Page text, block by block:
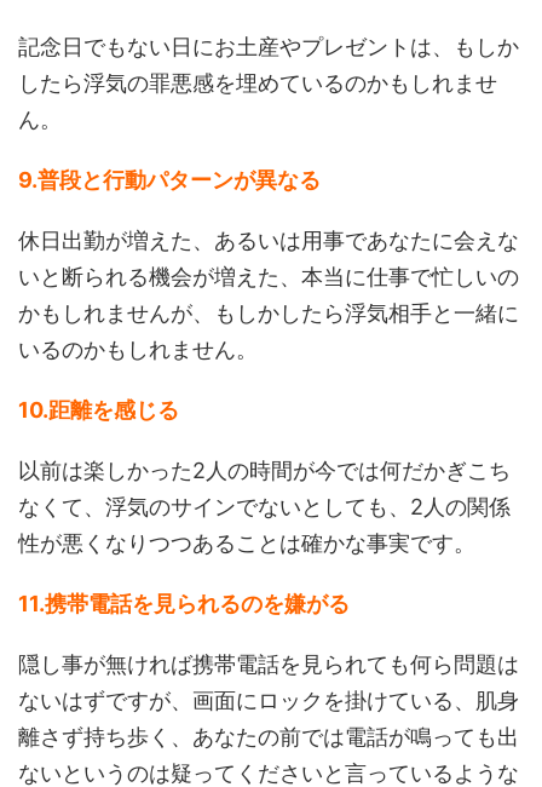
記念日でもない日にお土産やプレゼントは、もしか
したら浮気の罪悪感を埋めているのかもしれませ
ん。
9.普段と行動パターンが異なる
休日出勤が増えた、あるいは用事であなたに会えな
いと断られる機会が増えた、本当に仕事で忙しいの
かもしれませんが、もしかしたら浮気相手と一緒に
いるのかもしれません。
10.距離を感じる
以前は楽しかった2人の時間が今では何だかぎこち
なくて、浮気のサインでないとしても、2人の関係
性が悪くなりつつあることは確かな事実です。
11.携帯電話を見られるのを嫌がる
隠し事が無ければ携帯電話を見られても何ら問題は
ないはずですが、画面にロックを掛けている、肌身
離さず持ち歩く、あなたの前では電話が鳴っても出
ないというのは疑ってくださいと言っているような